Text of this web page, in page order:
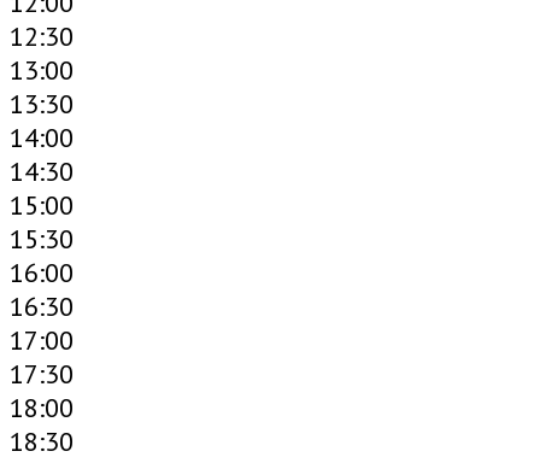
12:30
13:00
13:30
14:00
14:30
15:00
15:30
16:00
16:30
17:00
17:30
18:00
18:30